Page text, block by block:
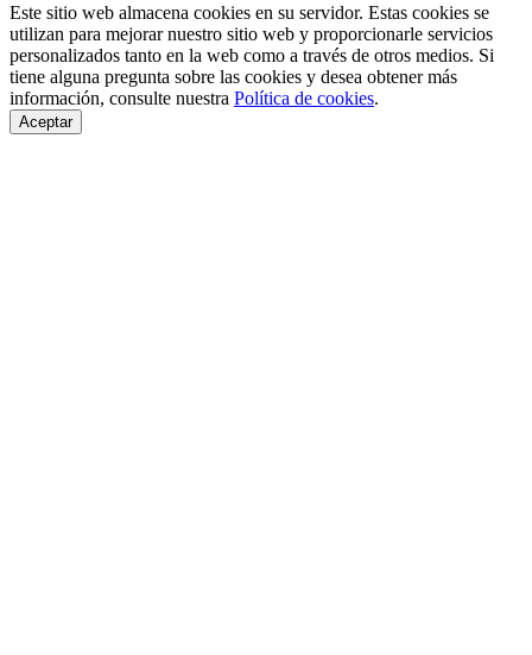
Este sitio web almacena cookies en su servidor. Estas cookies se
utilizan para mejorar nuestro sitio web y proporcionarle servicios
personalizados tanto en la web como a través de otros medios. Si
tiene alguna pregunta sobre las cookies y desea obtener más
información, consulte nuestra Política de cookies.
Aceptar